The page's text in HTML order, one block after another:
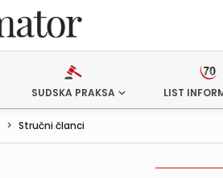
SUDSKA PRAKSA LIST
> Stručni članci